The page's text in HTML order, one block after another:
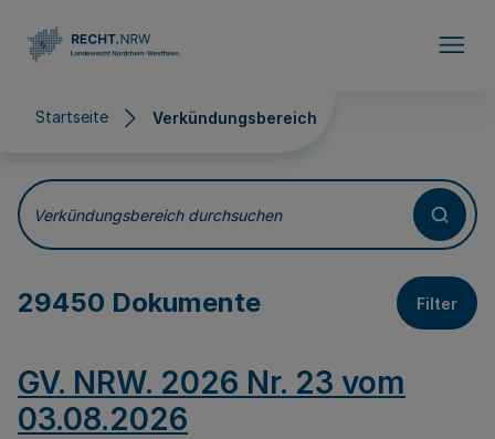
Startseite Verkündungsbereich
Verkündungsbereich
Verkündungsbereich durchsuchen
29450 Dokumente Filter
GV. NRW. 2026 Nr. 23 vom
03.08.2026